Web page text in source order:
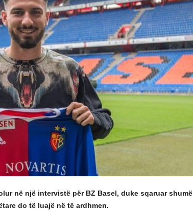
në një intervistë për BZ Basel, duke sqaruar shumë
do të luajë në të ardhmen.